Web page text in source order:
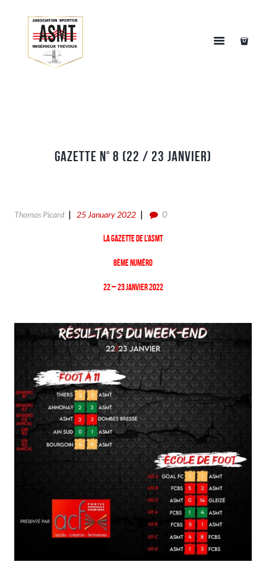
Gazette n° 8 (22 / 23 Janvier)
Thomas Picard 25 January 2022 0
La gazette de l’ASMT
8ème numéro
22 – 23 Janvier 2022